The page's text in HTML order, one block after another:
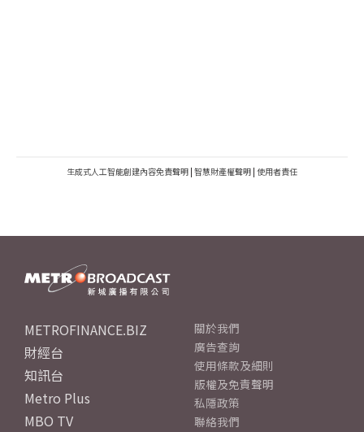
生成式人工智能創建內容免責聲明 | 智慧財產權聲明 | 使用者責任
METROFINANCE.BIZ
財經台
知訊台
Metro Plus
MBO TV
關於我們
廣告查詢
使用條款及細則
版權及免責聲明
私隱政策
聯絡我們